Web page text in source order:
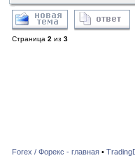
Страница 2 из 3
Forex / Форекс - главная•